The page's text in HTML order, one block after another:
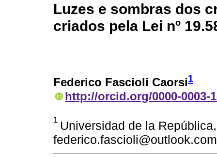
Luzes e sombras dos
criados pela Lei nº
Federico Fascioli Caorsi1
http://orcid.org/0000-0003-
1 Universidad de la
federico.fascioli@outlook.com